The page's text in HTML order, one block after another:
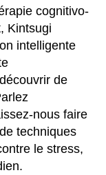
cognitivo-
Kintsugi
intelligente
de
nous faire
techniques
le stress,